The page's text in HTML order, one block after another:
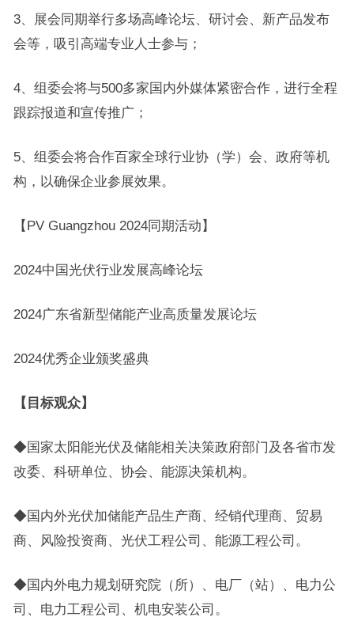
3、展会同期举行多场高峰论坛、研讨会、新产品发布
会等，吸引高端专业人士参与；
4、组委会将与500多家国内外媒体紧密合作，进行全程
跟踪报道和宣传推广；
5、组委会将合作百家全球行业协（学）会、政府等机
构，以确保企业参展效果。
【PV Guangzhou 2024同期活动】
2024中国光伏行业发展高峰论坛
2024广东省新型储能产业高质量发展论坛
2024优秀企业颁奖盛典
【目标观众】
◆国家太阳能光伏及储能相关决策政府部门及各省市发
改委、科研单位、协会、能源决策机构。
◆国内外光伏加储能产品生产商、经销代理商、贸易
商、风险投资商、光伏工程公司、能源工程公司。
◆国内外电力规划研究院（所）、电厂（站）、电力公
司、电力工程公司、机电安装公司。